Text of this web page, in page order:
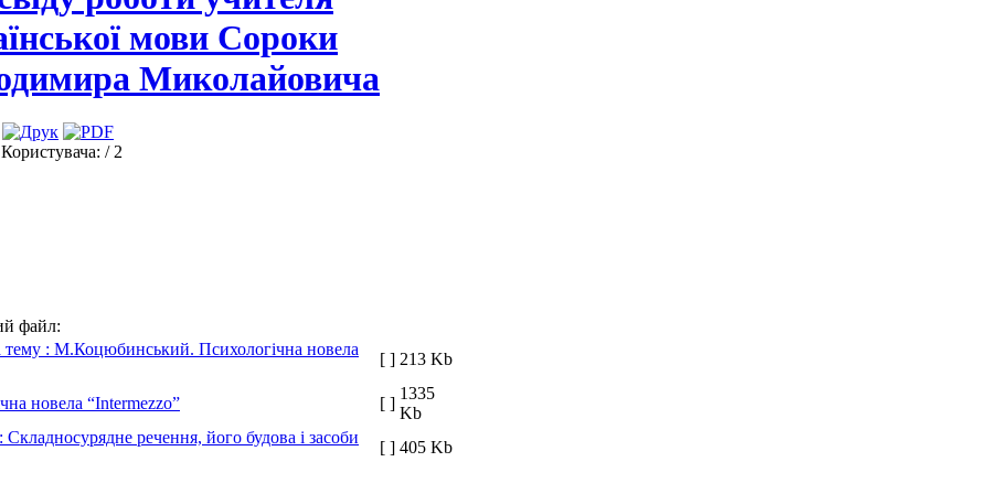
мови Сороки
Миколайовича
/ 2
файл:
тему : М.Коцюбинський. Психологічна новела
[ ] 213 Kb
новела “Intermezzo” [ ]
1335
Kb
речення, його будова і засоби
[ ] 405 Kb